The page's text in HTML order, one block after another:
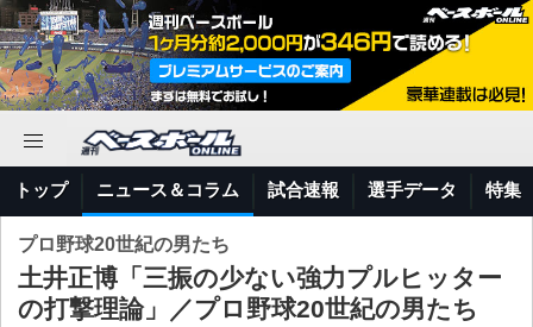
トップ ニュース＆コラム 試合速報 選手データ 特集
プロ野球20世紀の男たち
土井正博「三振の少ない強力プルヒッター
の打撃理論」／プロ野球20世紀の男たち